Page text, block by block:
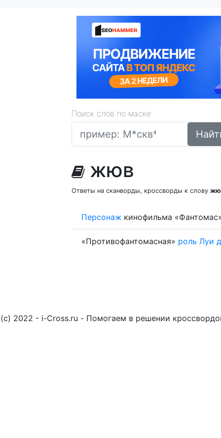
Поиск слов по маске
жюв
Ответы на сканворды, кроссворды к слову
Персонаж кинофильма
«Противофантомасная» роль Луи
(c) 2022 - i-Cross.ru - Помогаем в решении